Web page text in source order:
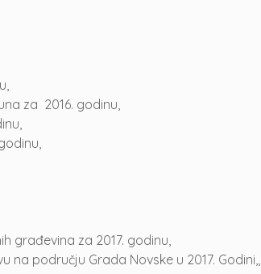
za 2016. godinu,
građevina za 2017. godinu,
području Grada Novske u 2017. Godini,,